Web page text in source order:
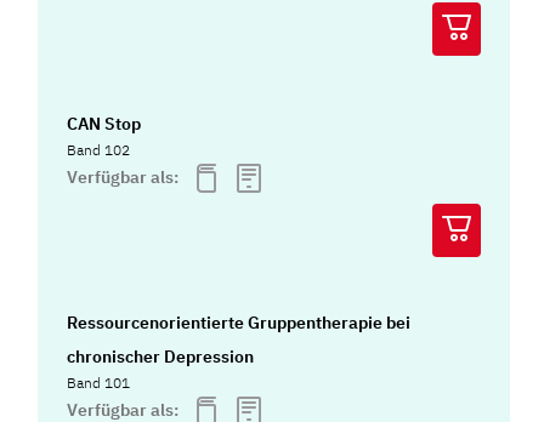
CAN Stop
Band 102
Verfügbar als:
Ressourcenorientierte Gruppentherapie bei
chronischer Depression
Band 101
Verfügbar als: